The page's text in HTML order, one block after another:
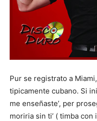
Pur se registrato a
tipicamente cubano. Si
me enseñaste’, per
moriria sin ti’ ( timba con